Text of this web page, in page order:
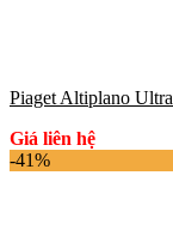
Piaget Altiplano
Giá liên hệ
-41%